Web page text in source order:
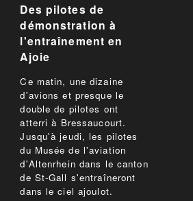
Des pilotes de
démonstration à
l'entraînement en
Ajoie
Ce matin, une dizaine
d'avions et presque le
double de pilotes ont
atterri à Bressaucourt.
Jusqu'à jeudi, les pilotes
du Musée de l'aviation
d'Altenrhein dans le canton
de St-Gall s'entraîneront
dans le ciel ajoulot.